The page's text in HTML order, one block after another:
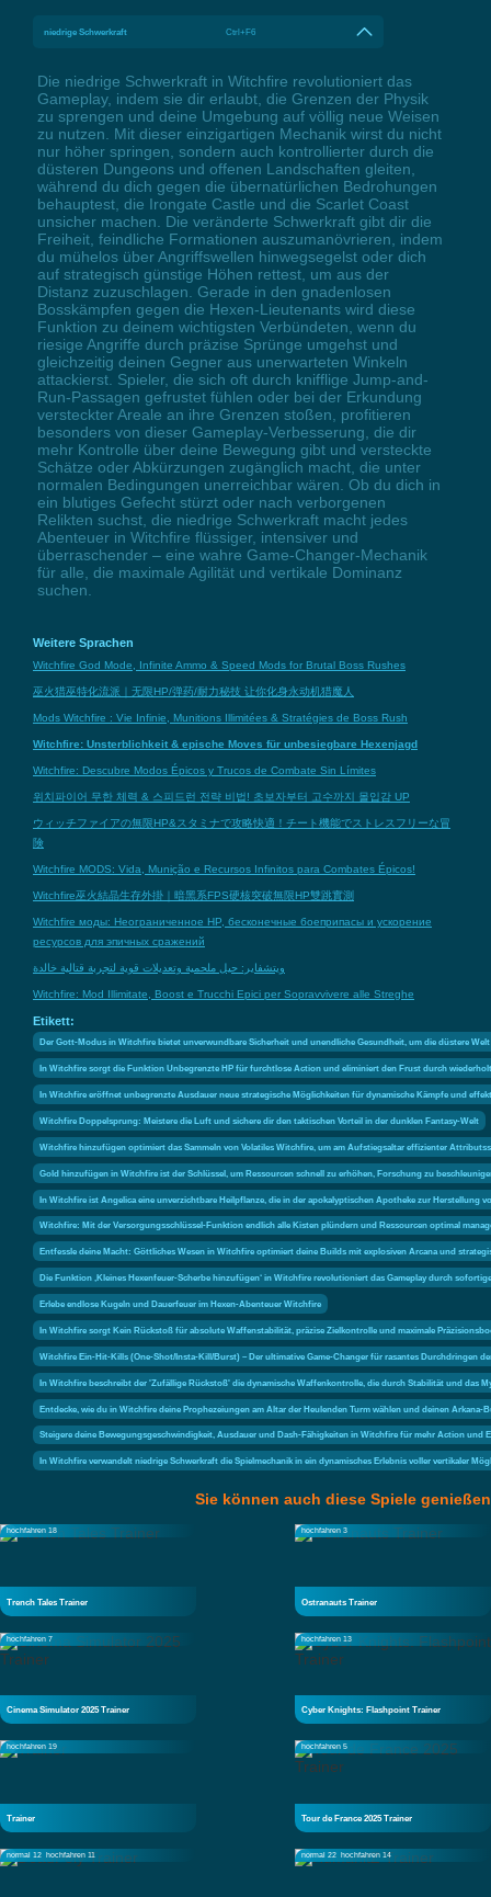
niedrige Schwerkraft Ctrl+F6
Die niedrige Schwerkraft in Witchfire revolutioniert das
Gameplay, indem sie dir erlaubt, die Grenzen der Physik
zu sprengen und deine Umgebung auf völlig neue Weisen
zu nutzen. Mit dieser einzigartigen Mechanik wirst du nicht
nur höher springen, sondern auch kontrollierter durch die
düsteren Dungeons und offenen Landschaften gleiten,
während du dich gegen die übernatürlichen Bedrohungen
behauptest, die Irongate Castle und die Scarlet Coast
unsicher machen. Die veränderte Schwerkraft gibt dir die
Freiheit, feindliche Formationen auszumanövrieren, indem
du mühelos über Angriffswellen hinwegsegelst oder dich
auf strategisch günstige Höhen rettest, um aus der
Distanz zuzuschlagen. Gerade in den gnadenlosen
Bosskämpfen gegen die Hexen-Lieutenants wird diese
Funktion zu deinem wichtigsten Verbündeten, wenn du
riesige Angriffe durch präzise Sprünge umgehst und
gleichzeitig deinen Gegner aus unerwarteten Winkeln
attackierst. Spieler, die sich oft durch knifflige Jump-and-
Run-Passagen gefrustet fühlen oder bei der Erkundung
versteckter Areale an ihre Grenzen stoßen, profitieren
besonders von dieser Gameplay-Verbesserung, die dir
mehr Kontrolle über deine Bewegung gibt und versteckte
Schätze oder Abkürzungen zugänglich macht, die unter
normalen Bedingungen unerreichbar wären. Ob du dich in
ein blutiges Gefecht stürzt oder nach verborgenen
Relikten suchst, die niedrige Schwerkraft macht jedes
Abenteuer in Witchfire flüssiger, intensiver und
überraschender – eine wahre Game-Changer-Mechanik
für alle, die maximale Agilität und vertikale Dominanz
suchen.
Weitere Sprachen
Witchfire God Mode, Infinite Ammo & Speed Mods for Brutal Boss Rushes
巫火猎巫特化流派｜无限HP/弹药/耐力秘技 让你化身永动机猎魔人
Mods Witchfire : Vie Infinie, Munitions Illimitées & Stratégies de Boss Rush
Witchfire: Unsterblichkeit & epische Moves für unbesiegbare Hexenjagd
Witchfire: Descubre Modos Épicos y Trucos de Combate Sin Límites
위치파이어 무한 체력 & 스피드런 전략 비법! 초보자부터 고수까지 몰입감 UP
ウィッチファイアの無限HP&スタミナで攻略快適！チート機能でストレスフリーな冒
険
Witchfire MODS: Vida, Munição e Recursos Infinitos para Combates Épicos!
Witchfire巫火結晶生存外掛｜暗黑系FPS硬核突破無限HP雙跳實測
Witchfire моды: Неограниченное HP, бесконечные боеприпасы и ускорение
ресурсов для эпичных сражений
ويتشفاير: حيل ملحمية وتعديلات قوية لتجربة قتالية خالدة
Witchfire: Mod Illimitate, Boost e Trucchi Epici per Sopravvivere alle Streghe
Etikett:
Der Gott-Modus in Witchfire bietet unverwundbare Sicherheit und unendliche Gesundheit, um die düstere
In Witchfire sorgt die Funktion Unbegrenzte HP für furchtlose Action und eliminiert den Frust durch
In Witchfire eröffnet unbegrenzte Ausdauer neue strategische Möglichkeiten für dynamische Kämpfe und
Witchfire Doppelsprung: Meistere die Luft und sichere dir den taktischen Vorteil in der dunklen Fantasy-Welt
Witchfire hinzufügen optimiert das Sammeln von Volatiles Witchfire, um am Aufstiegsaltar effizienter
Gold hinzufügen in Witchfire ist der Schlüssel, um Ressourcen schnell zu erhöhen, Forschung zu
In Witchfire ist Angelica eine unverzichtbare Heilpflanze, die in der apokalyptischen Apotheke zur Herstellung
Witchfire: Mit der Versorgungsschlüssel-Funktion endlich alle Kisten plündern und Ressourcen optimal
Entfessle deine Macht: Göttliches Wesen in Witchfire optimiert deine Builds mit explosiven Arcana und
Die Funktion ‚Kleines Hexenfeuer-Scherbe hinzufügen‘ in Witchfire revolutioniert das Gameplay durch
Erlebe endlose Kugeln und Dauerfeuer im Hexen-Abenteuer Witchfire
In Witchfire sorgt Kein Rückstoß für absolute Waffenstabilität, präzise Zielkontrolle und maximale
Witchfire Ein-Hit-Kills (One-Shot/Insta-Kill/Burst) – Der ultimative Game-Changer für rasantes Durchdringen
In Witchfire beschreibt der 'Zufällige Rückstoß' die dynamische Waffenkontrolle, die durch Stabilität und das
Entdecke, wie du in Witchfire deine Prophezeiungen am Altar der Heulenden Turm wählen und deinen Arkana-
Steigere deine Bewegungsgeschwindigkeit, Ausdauer und Dash-Fähigkeiten in Witchfire für mehr Action und
In Witchfire verwandelt niedrige Schwerkraft die Spielmechanik in ein dynamisches Erlebnis voller vertikaler
Sie können auch diese Spiele genießen
hochfahren 18
Trench Tales Trainer
hochfahren 3
Ostranauts Trainer
hochfahren 7
Cinema Simulator 2025 Trainer
hochfahren 13
Cyber Knights: Flashpoint Trainer
hochfahren 19
Trainer
hochfahren 5
Tour de France 2025 Trainer
normal 12 hochfahren 11 normal 22 hochfahren 14